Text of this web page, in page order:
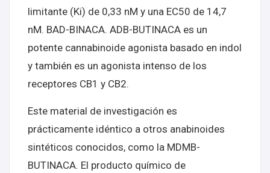
limitante (Ki) de 0,33 nM y una EC50 de 14,7
nM. BAD-BINACA. ADB-BUTINACA es un
potente cannabinoide agonista basado en indol
y también es un agonista intenso de los
receptores CB1 y CB2.
Este material de investigación es
prácticamente idéntico a otros anabinoides
sintéticos conocidos, como la MDMB-
BUTINACA. El producto químico de